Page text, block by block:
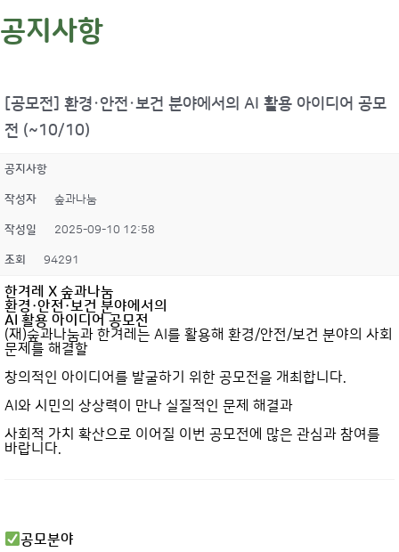
공지사항
[공모전] 환경·안전·보건 분야에서의 AI 활용 아이디어 공모
전 (~10/10)
공지사항
작성자 숲과나눔
작성일 2025-09-10 12:58
조회 94291
한겨레 X 숲과나눔
환경·안전·보건 분야에서의
AI 활용 아이디어 공모전
(재)숲과나눔과 한겨레는 AI를 활용해 환경/안전/보건 분야의 사회
문제를 해결할
창의적인 아이디어를 발굴하기 위한 공모전을 개최합니다.
AI와 시민의 상상력이 만나 실질적인 문제 해결과
사회적 가치 확산으로 이어질 이번 공모전에 많은 관심과 참여를
바랍니다.
공모분야